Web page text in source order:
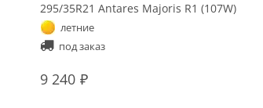
295/35R21 Antares Majoris R1 (107W)
летние
под заказ
9 240